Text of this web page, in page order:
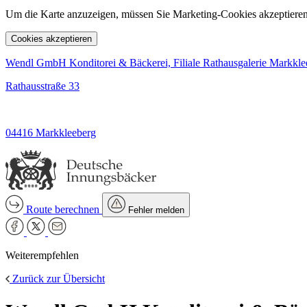
Um die Karte anzuzeigen, müssen Sie Marketing-Cookies
Cookies akzeptieren
Wendl GmbH Konditorei & Bäckerei, Filiale Rathausgalerie
Rathausstraße 33
04416 Markkleeberg
Route berechnen Fehler melden
Weiterempfehlen
Zurück zur Übersicht